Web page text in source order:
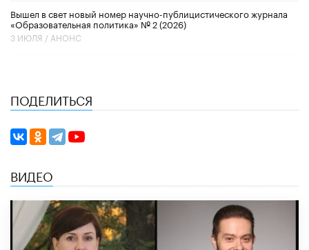
Вышел в свет новый номер научно-публицистического журнала
«Образовательная политика» № 2 (2026)
3 ИЮЛЯ / АНОНС
ПОДЕЛИТЬСЯ
ВИДЕО